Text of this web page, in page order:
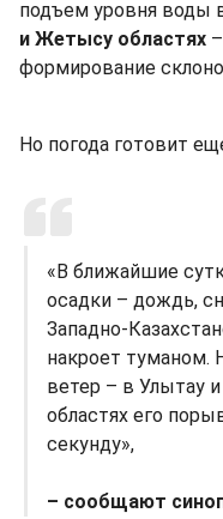
подъем уровня воды
и Жетысу областях
формирование
Но погода готовит
«В ближайшие
осадки – дождь,
Западно-
накроет туманом.
ветер – в Улытау
областях его
секунду»,
– сообщают